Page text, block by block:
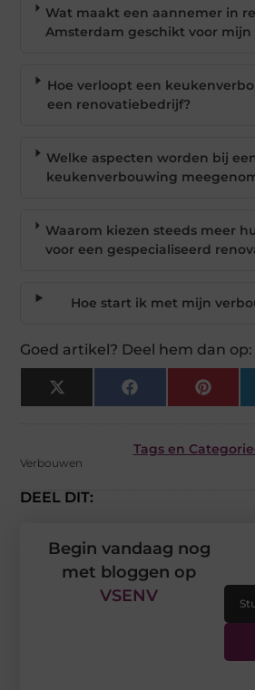
Wat maakt een aannemer in
Amsterdam geschikt voor
Hoe verloopt een
een renovatiebedrijf?
Welke aspecten worden bij
keukenverbouwing
Waarom kiezen steeds meer
voor een gespecialiseerd
Hoe start ik met mijn
Goed artikel? Deel hem dan op:
X
(Twitter)
Facebook
Tags en
Verbouwen
DEEL DIT:
Begin vandaag nog
met bloggen op
VSENV